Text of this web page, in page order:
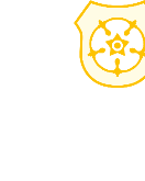
Open
mobile
menu
Close
mobile
menu